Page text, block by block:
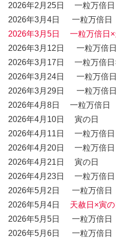
2026年2月25日 一粒万倍日
2026年3月4日 一粒万倍日
2026年3月5日 一粒万倍日×
2026年3月12日 一粒万倍日
2026年3月17日 一粒万倍日
2026年3月24日 一粒万倍日
2026年3月29日 一粒万倍日
2026年4月8日 一粒万倍日
2026年4月10日 寅の日
2026年4月11日 一粒万倍日
2026年4月20日 一粒万倍日
2026年4月21日 寅の日
2026年4月23日 一粒万倍日
2026年5月2日 一粒万倍日
2026年5月4日 天赦日×寅の
2026年5月5日 一粒万倍日
2026年5月6日 一粒万倍日